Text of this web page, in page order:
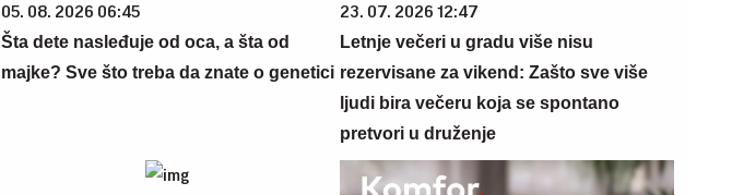
05. 08. 2026 06:45
Šta dete nasleđuje od oca, a šta od
majke? Sve što treba da znate o genetici
23. 07. 2026 12:47
Letnje večeri u gradu više nisu
rezervisane za vikend: Zašto sve više
ljudi bira večeru koja se spontano
pretvori u druženje